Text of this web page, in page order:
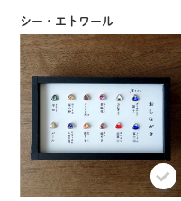
シー・エトワール